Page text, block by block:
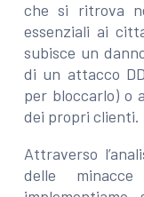
che si ritrova
essenziali ai
subisce un
di un attacco
per bloccarlo) o
dei propri clienti.
Attraverso
delle